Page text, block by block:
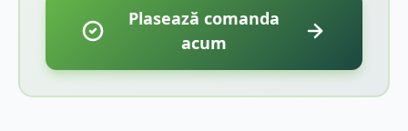
Plasează comanda
acum